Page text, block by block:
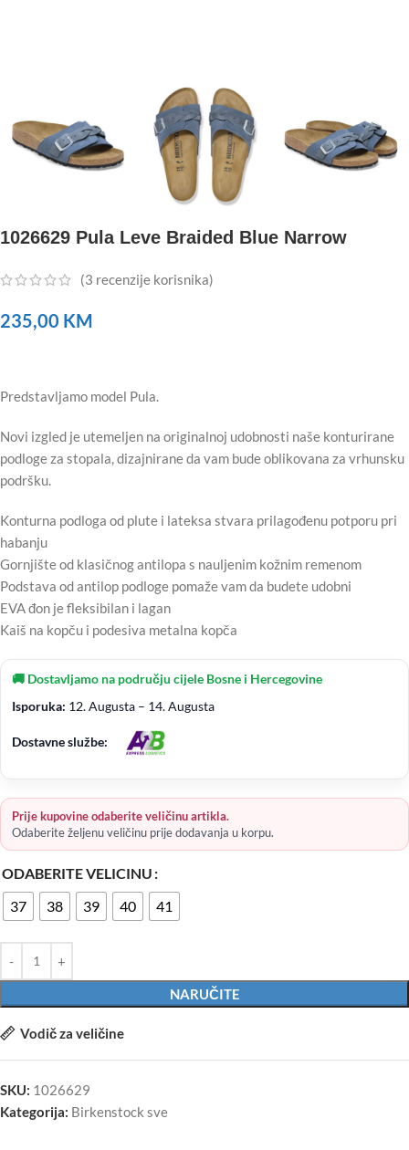
1026629 Pula Leve Braided Blue Narrow
(3 recenzije korisnika)
235,00 KM
Predstavljamo model Pula.
Novi izgled je utemeljen na originalnoj udobnosti naše konturirane
podloge za stopala, dizajnirane da vam bude oblikovana za vrhunsku
podršku.
Konturna podloga od plute i lateksa stvara prilagođenu potporu pri
habanju
Gornjište od klasičnog antilopa s nauljenim kožnim remenom
Podstava od antilop podloge pomaže vam da budete udobni
EVA đon je fleksibilan i lagan
Kaiš na kopču i podesiva metalna kopča
🚚 Dostavljamo na području cijele Bosne i Hercegovine
Isporuka: 12. Augusta – 14. Augusta
Dostavne službe:
Prije kupovine odaberite veličinu artikla.
Odaberite željenu veličinu prije dodavanja u korpu.
ODABERITE VELICINU
37
38 39 40 41
NARUČITE
Vodič za veličine
SKU: 1026629
Kategorija: Birkenstock sve